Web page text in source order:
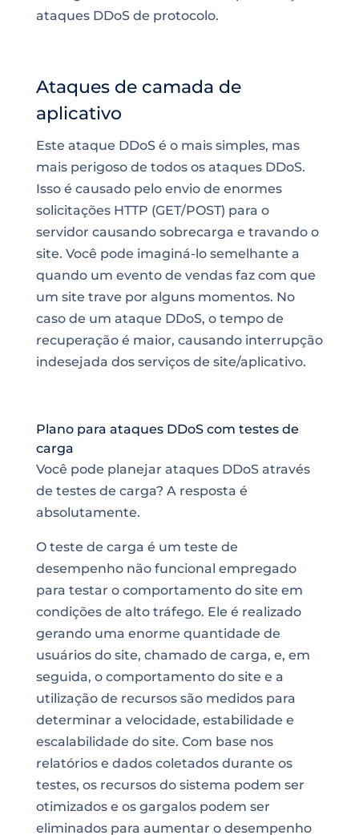
ataques DDoS de protocolo.
Ataques de camada de
aplicativo
Este ataque DDoS é o mais simples, mas
mais perigoso de todos os ataques DDoS.
Isso é causado pelo envio de enormes
solicitações HTTP (GET/POST) para o
servidor causando sobrecarga e travando o
site. Você pode imaginá-lo semelhante a
quando um evento de vendas faz com que
um site trave por alguns momentos. No
caso de um ataque DDoS, o tempo de
recuperação é maior, causando interrupção
indesejada dos serviços de site/aplicativo.
Plano para ataques DDoS com testes de
carga
Você pode planejar ataques DDoS através
de testes de carga? A resposta é
absolutamente.
O teste de carga é um teste de
desempenhonão funcional empregado
para testar o comportamento do site em
condições de alto tráfego. Ele é realizado
gerando uma enorme quantidade de
usuários do site, chamado de carga, e, em
seguida, o comportamento do site e a
utilização de recursos são medidos para
determinar a velocidade, estabilidade e
escalabilidade do site. Com base nos
relatórios e dados coletados durante os
testes, os recursos do sistema podem ser
otimizados e os gargalos podem ser
eliminados para aumentar o desempenho